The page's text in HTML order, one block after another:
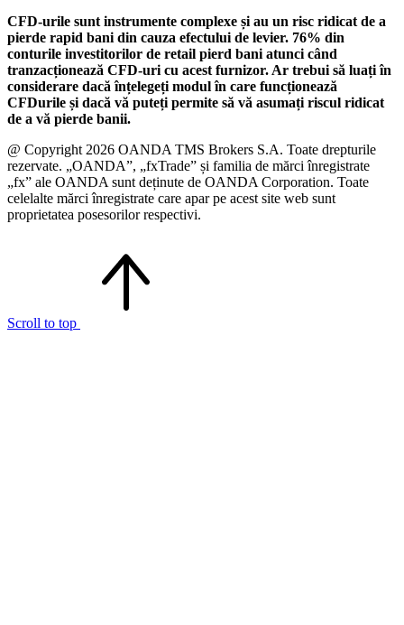
CFD-urile sunt instrumente complexe și au un risc ridicat de a
pierde rapid bani din cauza efectului de levier. 76% din
conturile investitorilor de retail pierd bani atunci când
tranzacționează CFD-uri cu acest furnizor. Ar trebui să luați în
considerare dacă înțelegeți modul în care funcționează
CFDurile și dacă vă puteți permite să vă asumați riscul ridicat
de a vă pierde banii.
@ Copyright 2026 OANDA TMS Brokers S.A. Toate drepturile
rezervate. „OANDA”, „fxTrade” și familia de mărci înregistrate
„fx” ale OANDA sunt deținute de OANDA Corporation. Toate
celelalte mărci înregistrate care apar pe acest site web sunt
proprietatea posesorilor respectivi.
Scroll to top